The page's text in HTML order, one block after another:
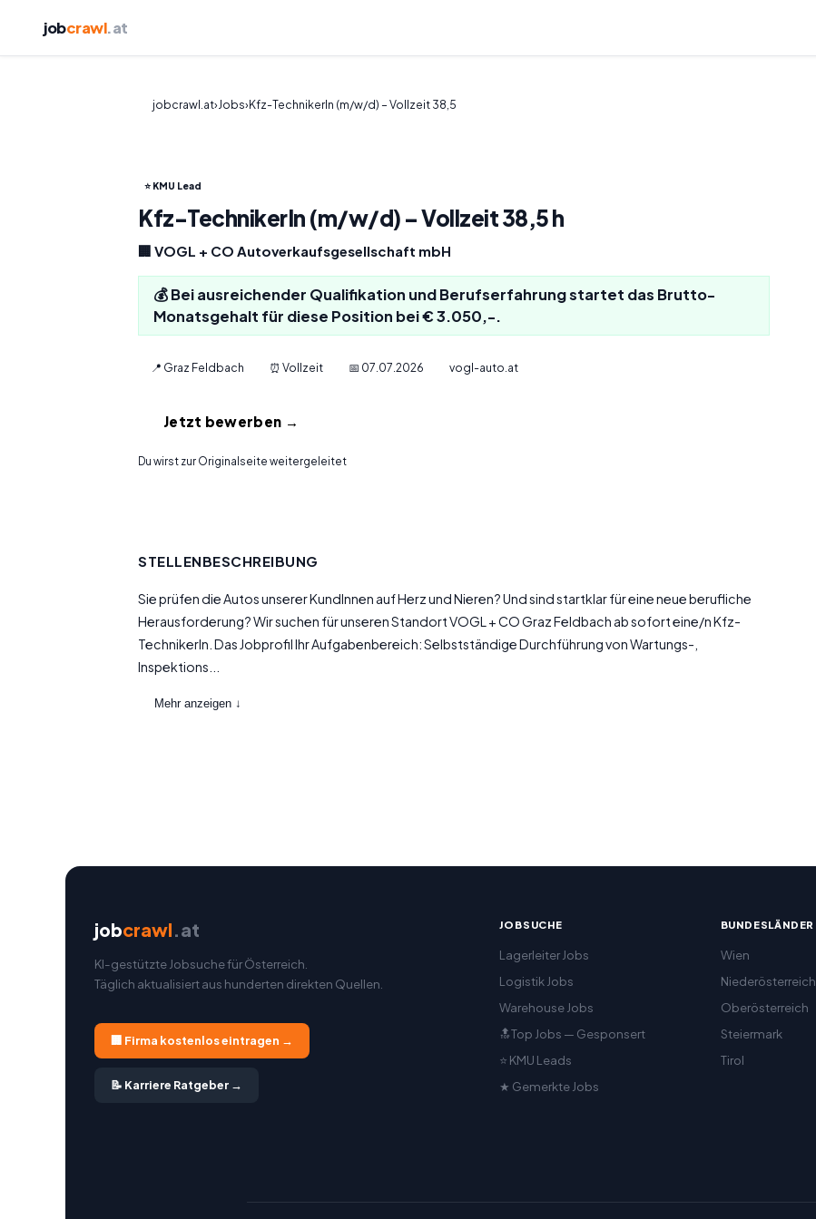
jobcrawl.at
jobcrawl.at›Jobs›Kfz-TechnikerIn (m/w/d) – Vollzeit 38,5
⭐ KMU Lead
Kfz-TechnikerIn (m/w/d) – Vollzeit 38,5 h
🏢 VOGL + CO Autoverkaufsgesellschaft mbH
💰 Bei ausreichender Qualifikation und Berufserfahrung startet das Brutto-
Monatsgehalt für diese Position bei € 3.050,-.
📍 Graz Feldbach ⏰ Vollzeit 📅 07.07.2026 vogl-auto.at
Jetzt bewerben →
Du wirst zur Originalseite weitergeleitet
STELLENBESCHREIBUNG
Sie prüfen die Autos unserer KundInnen auf Herz und Nieren? Und sind startklar für eine neue berufliche
Herausforderung? Wir suchen für unseren Standort VOGL + CO Graz Feldbach ab sofort eine/n Kfz-
TechnikerIn. Das Jobprofil Ihr Aufgabenbereich: Selbstständige Durchführung von Wartungs-,
Inspektions...
Mehr anzeigen ↓
jobcrawl.at
KI-gestützte Jobsuche für Österreich.
Täglich aktualisiert aus hunderten direkten Quellen.
🏢 Firma kostenlos eintragen →
📝 Karriere Ratgeber →
JOBSUCHE
Lagerleiter Jobs
Logistik Jobs
Warehouse Jobs
🔝Top Jobs — Gesponsert
⭐ KMU Leads
★ Gemerkte Jobs
BUNDESLÄNDER
Wien
Niederösterreich
Oberösterreich
Steiermark
Tirol